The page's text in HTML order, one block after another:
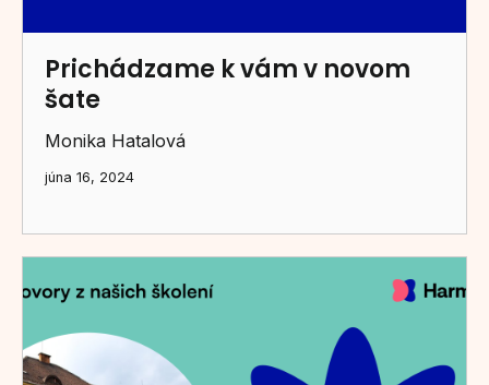
Prichádzame k vám v novom
šate
Monika Hatalová
júna 16, 2024